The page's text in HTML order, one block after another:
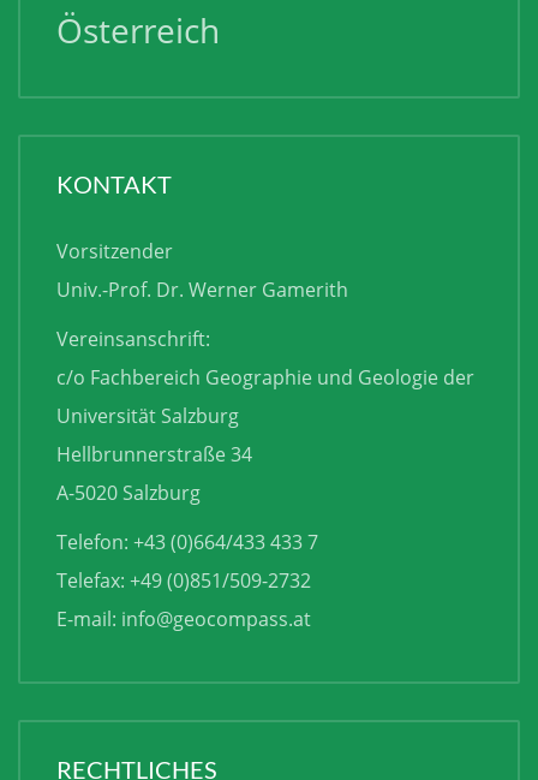
Österreich
KONTAKT
Vorsitzender
Univ.-Prof. Dr. Werner Gamerith
Vereinsanschrift:
c/o Fachbereich Geographie und Geologie der
Universität Salzburg
Hellbrunnerstraße 34
A-5020 Salzburg
Telefon: +43 (0)664/433 433 7
Telefax: +49 (0)851/509-2732
E-mail: info@geocompass.at
RECHTLICHES